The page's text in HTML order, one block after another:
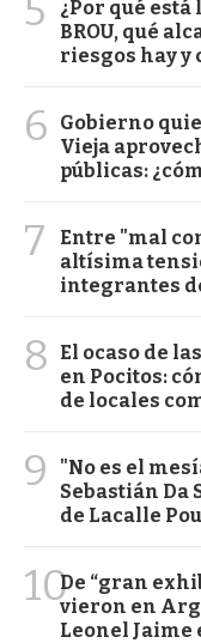
5
¿Por qué
BROU, qué
riesgos hay y
6
Gobierno
Vieja
públicas:
7
Entre "mal
altísima
integrantes
8
El ocaso de
en Pocitos:
de locales
9
"No es el
Sebastián Da
de Lacalle Pou
10De “gran
vieron en
Leonel Jaime